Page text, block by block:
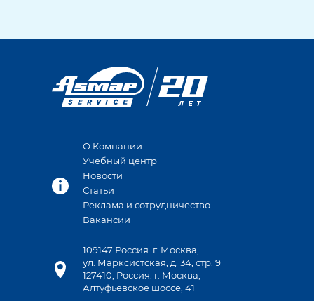
О Компании
Учебный центр
Новости
Статьи
Реклама и сотрудничество
Вакансии
109147 Россия. г. Москва,
ул. Марксистская, д. 34, стр. 9
127410, Россия. г. Москва,
Алтуфьевское шоссе, 41